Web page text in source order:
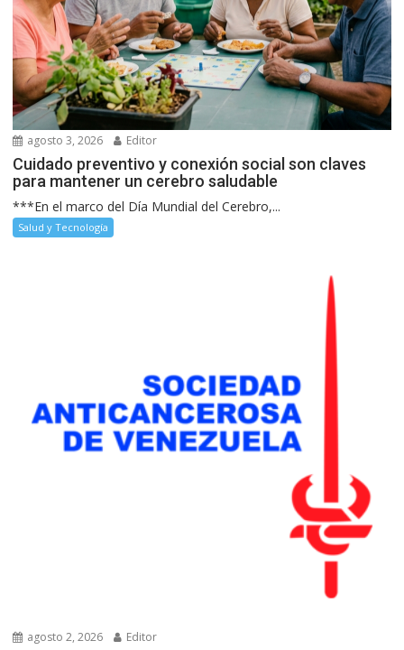
agosto 3, 2026 Editor
Cuidado preventivo y conexión social son claves
para mantener un cerebro saludable
***En el marco del Día Mundial del Cerebro,...
Salud y Tecnología
agosto 2, 2026 Editor